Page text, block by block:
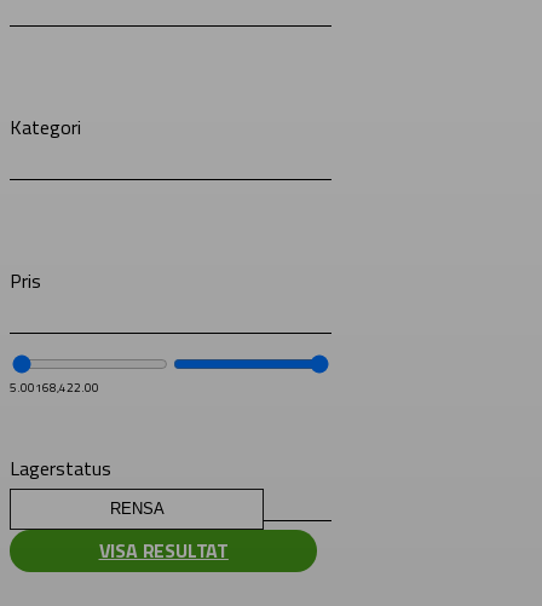
Kategori
Pris
5.00168,422.00
Lagerstatus
RENSA
VISA RESULTAT